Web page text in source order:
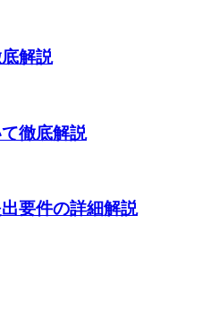
解説
徹底解説
要件の詳細解説